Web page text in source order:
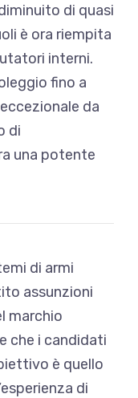
di quasi
è ora riempita
interni.
fino a
da
di
una potente
di armi
assunzioni
marchio
che i candidati
è quello
di